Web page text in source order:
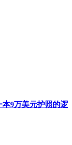
9万美元护照的逻